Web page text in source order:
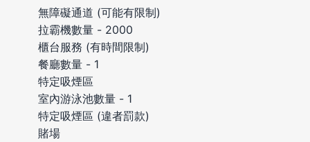
無障礙通道 (可能有限制)
拉霸機數量 - 2000
櫃台服務 (有時間限制)
餐廳數量 - 1
特定吸煙區
室內游泳池數量 - 1
特定吸煙區 (違者罰款)
賭場